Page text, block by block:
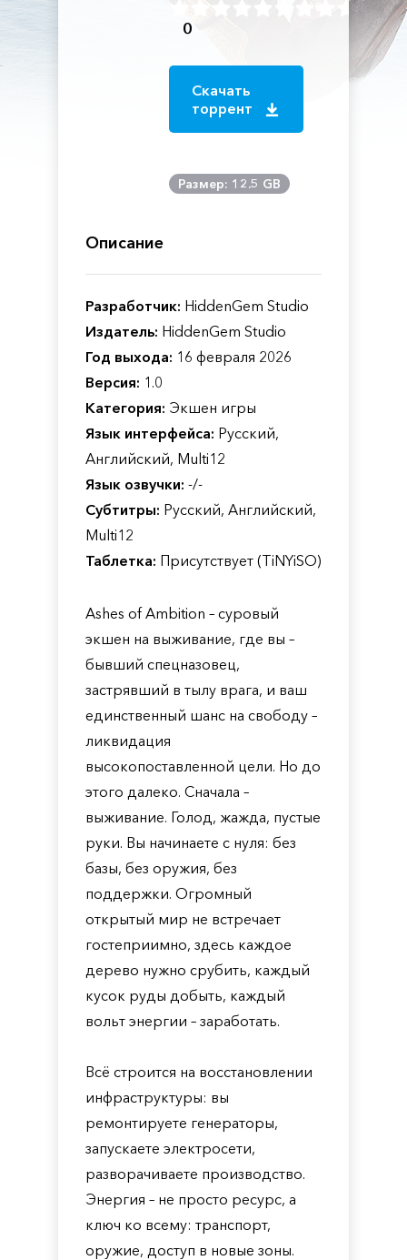
0
Скачать
торрент
Размер: 12.5 GB
Описание
Разработчик: HiddenGem Studio
Издатель: HiddenGem Studio
Год выхода: 16 февраля 2026
Версия: 1.0
Категория: Экшен игры
Язык интерфейса: Русский,
Английский, Multi12
Язык озвучки: -/-
Субтитры: Русский, Английский,
Multi12
Таблетка: Присутствует (TiNYiSO)
Ashes of Ambition – суровый
экшен на выживание, где вы –
бывший спецназовец,
застрявший в тылу врага, и ваш
единственный шанс на свободу –
ликвидация
высокопоставленной цели. Но до
этого далеко. Сначала –
выживание. Голод, жажда, пустые
руки. Вы начинаете с нуля: без
базы, без оружия, без
поддержки. Огромный
открытый мир не встречает
гостеприимно, здесь каждое
дерево нужно срубить, каждый
кусок руды добыть, каждый
вольт энергии – заработать.
Всё строится на восстановлении
инфраструктуры: вы
ремонтируете генераторы,
запускаете электросети,
разворачиваете производство.
Энергия – не просто ресурс, а
ключ ко всему: транспорт,
оружие, доступ в новые зоны.